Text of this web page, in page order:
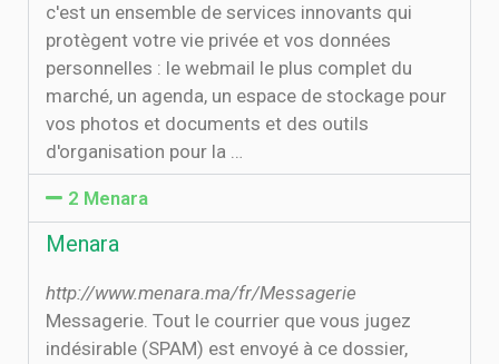
c'est un ensemble de services innovants qui
protègent votre vie privée et vos données
personnelles : le webmail le plus complet du
marché, un agenda, un espace de stockage pour
vos photos et documents et des outils
d'organisation pour la …
2 Menara
Menara
http://www.menara.ma/fr/Messagerie
Messagerie. Tout le courrier que vous jugez
indésirable (SPAM) est envoyé à ce dossier,